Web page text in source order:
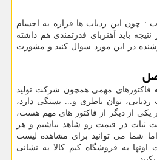
این ردیاب ها قراره به اجسام
باید آهنربای قدرتمندی هم داشته
در این مورد سوال کنید و مشورت
فاکتورهای مهمی همچون شرکت تولید
توان باطری و... بستگی دارد،
یکی از دیگر از فاکتور های مهم هست،
ثبات در قیمت رو شاهد نباشیم و هر
شما می توانید برای مشاهده لیست
اونها به فروشگاه کیم کالا به نشانی